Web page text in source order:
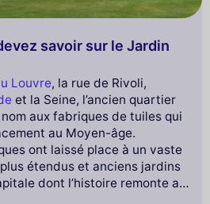
savoir sur le Jardin
Louvre, la rue de Rivoli,
et la Seine, l’ancien quartier
aux fabriques de tuiles qui
au Moyen-âge.
ont laissé place à un vaste
étendus et anciens jardins
dont l’histoire remonte au